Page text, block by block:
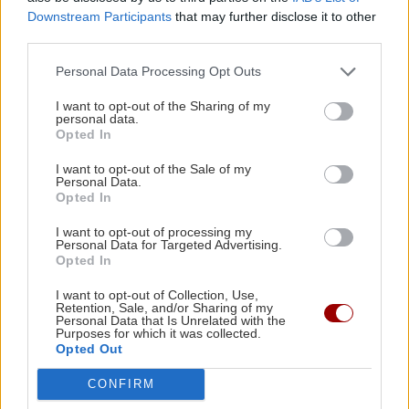
Downstream Participants that may further disclose it to other
Personal Data Processing Opt Outs
I want to opt-out of the Sharing of my
personal data.
Opted In
I want to opt-out of the Sale of my
Personal Data.
Opted In
I want to opt-out of processing my
Personal Data for Targeted Advertising.
Opted In
I want to opt-out of Collection, Use,
Retention, Sale, and/or Sharing of my
Personal Data that Is Unrelated with the
Purposes for which it was collected.
Opted Out
CONFIRM
16:12 | 30/05/2026
ΚΡΗΤΗ
μικρή κατανάλωση - Η διπλή
07:40 | 17/05/2026
Ηράκλειο: Κατέρρευσε και
πέθανε ενώ βρισκόταν σε
09:11 | 10/05/2026
Τα περιστατικά ταξιδιωτικής
απάτης έχουν αυξηθεί